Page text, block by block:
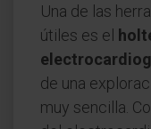
Una de las
útiles es el
de una
muy sencilla.